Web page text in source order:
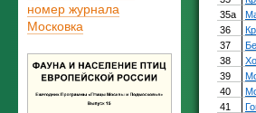
номер журнала
Московка